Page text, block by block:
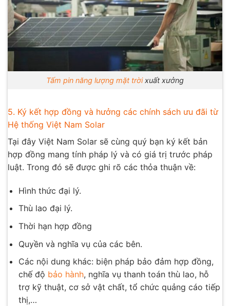
Tấm pin năng lượng mặt trờixuất xưởng
5. Ký kết hợp đồng và hưởng các chính sách ưu đãi từ
Hệ thống Việt Nam Solar
Tại đây Việt Nam Solar sẽ cùng quý bạn ký kết bản
hợp đồng mang tính pháp lý và có giá trị trước pháp
luật. Trong đó sẽ được ghi rõ các thỏa thuận về:
Hình thức đại lý.
Thù lao đại lý.
Thời hạn hợp đồng
Quyền và nghĩa vụ của các bên.
Các nội dung khác: biện pháp bảo đảm hợp đồng,
chế độ bảo hành, nghĩa vụ thanh toán thù lao, hỗ
trợ kỹ thuật, cơ sở vật chất, tổ chức quảng cáo tiếp
thị,…